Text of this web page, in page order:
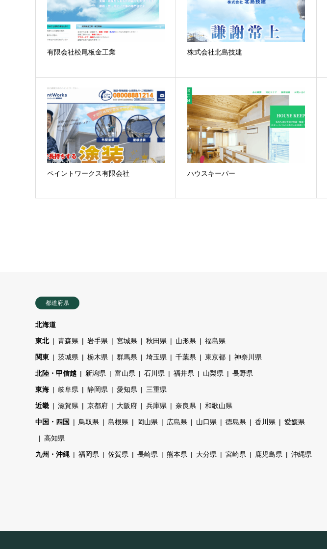
有限会社松尾板金工業 株式会社北島技建
ペイントワークス有限会社 ハウスキーパー
都道府県
北海道
東北 青森県 岩手県 宮城県 秋田県 山形県 福島県
関東 茨城県 栃木県 群馬県 埼玉県 千葉県 東京都 神奈川県
北陸・甲信越 新潟県 富山県 石川県 福井県 山梨県 長野県
東海 岐阜県 静岡県 愛知県 三重県
近畿 滋賀県 京都府 大阪府 兵庫県 奈良県 和歌山県
中国・四国 鳥取県 島根県 岡山県 広島県 山口県 徳島県 香川県 愛媛県
高知県
九州・沖縄 福岡県 佐賀県 長崎県 熊本県 大分県 宮崎県 鹿児島県 沖縄県